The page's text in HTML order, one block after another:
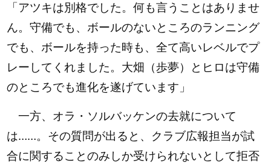
「アツキは別格でした。何も言うことはありませ
ん。守備でも、ボールのないところのランニング
でも、ボールを持った時も、全て高いレベルでプ
レーしてくれました。大畑（歩夢）とヒロは守備
のところでも進化を遂げています」
一方、オラ・ソルバッケンの去就について
は……。その質問が出ると、クラブ広報担当が試
合に関することのみしか受けられないとして拒否